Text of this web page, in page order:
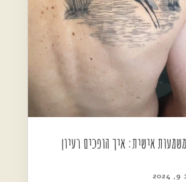
אישית: איך הופכים רעיון